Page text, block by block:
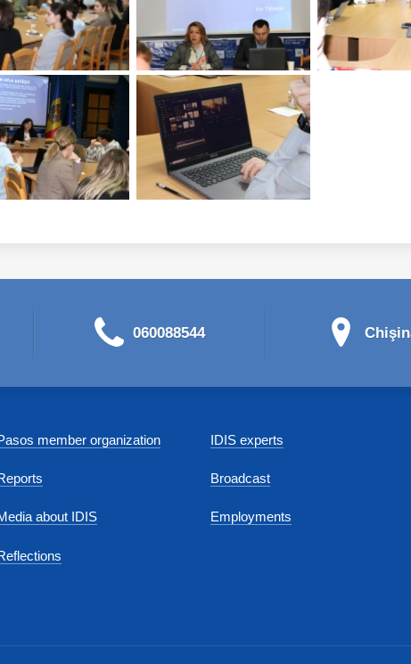
060088544
member organization
about IDIS
IDIS experts
Broadcast
Employments